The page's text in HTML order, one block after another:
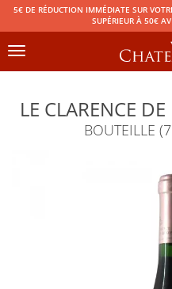
5€ DE RÉDUCTION IMMÉDIATE SUR
SUPÉRIEUR À 50€
Toggle
LE CLARENCE
BOUTEILLE